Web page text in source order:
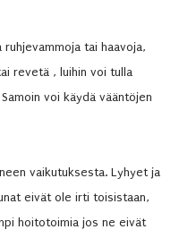
tai haavoja,
revetä , luihin voi tulla
voi käydä vääntöjen
vaikutuksesta. Lyhyet ja
eivät ole irti toisistaan,
hoitotoimia jos ne eivät